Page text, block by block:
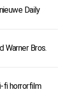
Daily
Warner Bros.
fi horrorfilm